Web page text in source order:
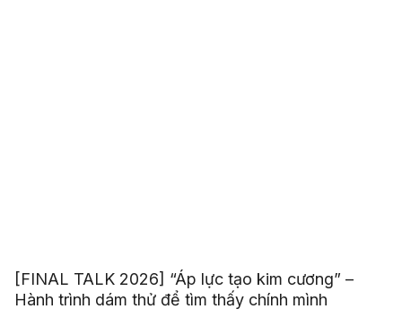
[FINAL TALK 2026] “Áp lực tạo kim cương” –
Hành trình dám thử để tìm thấy chính mình